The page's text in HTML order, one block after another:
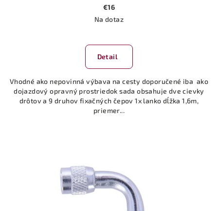
€16
Na dotaz
Detail
Vhodné ako nepovinná výbava na cesty doporučené iba ako
dojazdový opravný prostriedok sada obsahuje dve cievky
drôtov a 9 druhov fixačných čepov 1x lanko dĺžka 1,6m,
priemer...